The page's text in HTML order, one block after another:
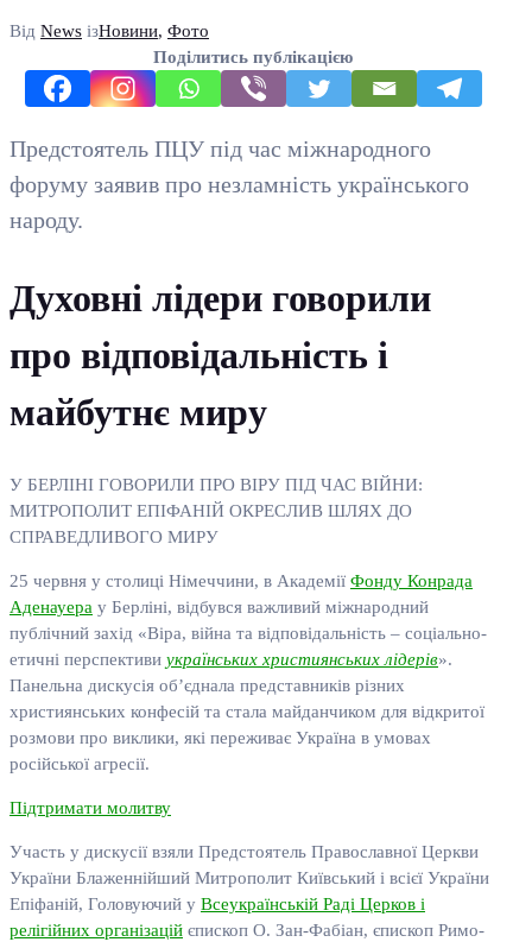
Від News ізНовини, Фото
Поділитись публікацією
Предстоятель ПЦУ під час міжнародного
форуму заявив про незламність українського
народу.
Духовні лідери говорили
про відповідальність і
майбутнє миру
У БЕРЛІНІ ГОВОРИЛИ ПРО ВІРУ ПІД ЧАС ВІЙНИ:
МИТРОПОЛИТ ЕПІФАНІЙ ОКРЕСЛИВ ШЛЯХ ДО
СПРАВЕДЛИВОГО МИРУ
25 червня у столиці Німеччини, в Академії Фонду Конрада
Аденауера у Берліні, відбувся важливий міжнародний
публічний захід «Віра, війна та відповідальність – соціально-
етичні перспективи українських християнських лідерів».
Панельна дискусія об’єднала представників різних
християнських конфесій та стала майданчиком для відкритої
розмови про виклики, які переживає Україна в умовах
російської агресії.
Підтримати молитву
Участь у дискусії взяли Предстоятель Православної Церкви
України Блаженнійший Митрополит Київський і всієї України
Епіфаній, Головуючий у Всеукраїнській Раді Церков і
релігійних організацій єпископ О. Зан-Фабіан, єпископ Римо-